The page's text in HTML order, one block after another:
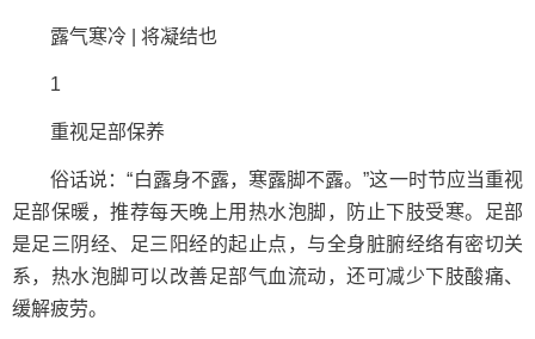
露气寒冷 | 将凝结也
1
重视足部保养
俗话说：“白露身不露，寒露脚不露。”这一时节应当重视
足部保暖，推荐每天晚上用热水泡脚，防止下肢受寒。足部
是足三阴经、足三阳经的起止点，与全身脏腑经络有密切关
系，热水泡脚可以改善足部气血流动，还可减少下肢酸痛、
缓解疲劳。